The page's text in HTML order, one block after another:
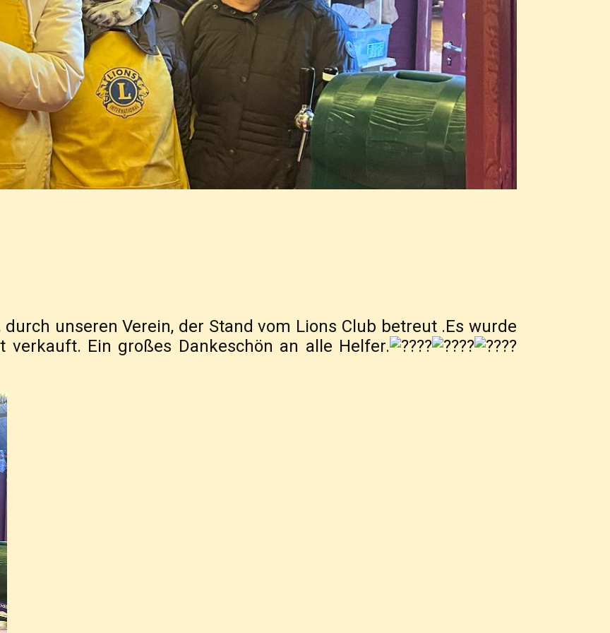
unseren Verein, der Stand vom Lions Club betreut .Es wurde
verkauft. Ein großes Dankeschön an alle Helfer.